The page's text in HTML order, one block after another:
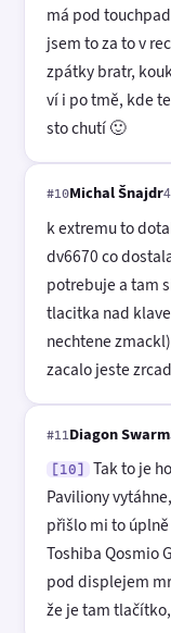
má pod
jsem to za to v
zpátky bratr,
ví i po tmě, kde
sto chutí 🙂
#10Michal Šnajdr
k extremu to
dv6670 co
potrebuje a tam
tlacitka nad
nechtene
zacalo jeste
#11 Diagon Swarm
[10]
Tak to je
Paviliony
přišlo mi to
Toshiba Qosmio
pod displejem
že je tam